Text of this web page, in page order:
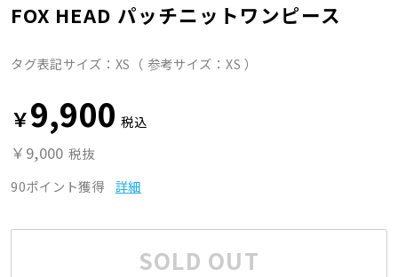
FOX HEAD パッチニットワンピース
タグ表記サイズ：XS（ 参考サイズ：XS ）
￥9,900 税込
￥9,000 税抜
90ポイント獲得
詳細
SOLD OUT